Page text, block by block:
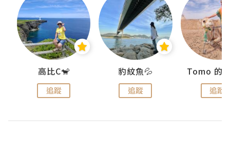
高比C🐒
追蹤
豹紋魚💦
追蹤 追蹤